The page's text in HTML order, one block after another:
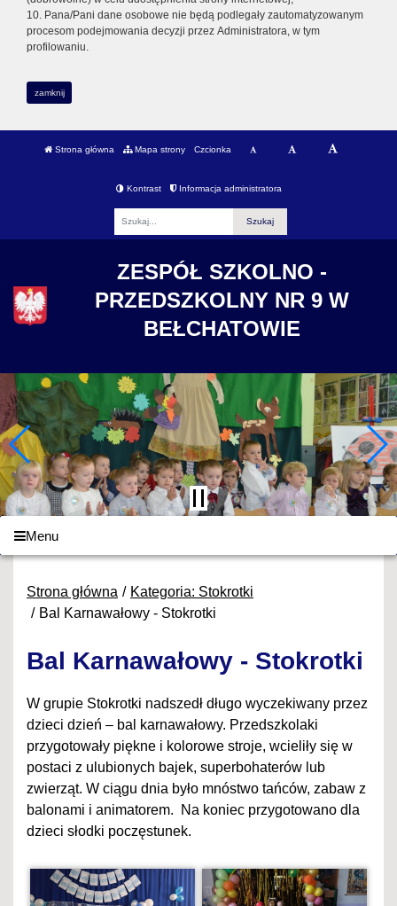
10. Pana/Pani dane osobowe nie będą podlegały zautomatyzowanym
procesom podejmowania decyzji przez Administratora, w tym
profilowaniu.
zamknij
Strona główna Mapa strony Czcionka
Kontrast Informacja administratora
ZESPÓŁ SZKOLNO -
PRZEDSZKOLNY NR 9 W
BEŁCHATOWIE
Menu
Strona główna
Kategoria: Stokrotki
Bal Karnawałowy - Stokrotki
Bal Karnawałowy - Stokrotki
W grupie Stokrotki nadszedł długo wyczekiwany przez
dzieci dzień – bal karnawałowy. Przedszkolaki
przygotowały piękne i kolorowe stroje, wcieliły się w
postaci z ulubionych bajek, superbohaterów lub
zwierząt. W ciągu dnia było mnóstwo tańców, zabaw z
balonami i animatorem. Na koniec przygotowano dla
dzieci słodki poczęstunek.